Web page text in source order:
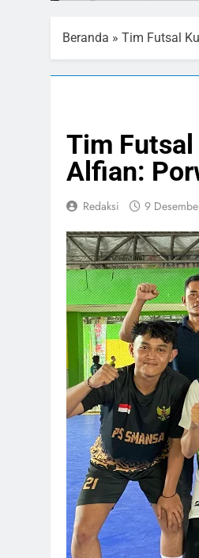
Beranda » Tim Futsal
Tim Futsal
Alfian:
Redaksi 9